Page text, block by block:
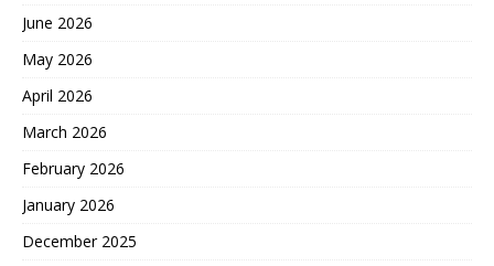
June 2026
May 2026
April 2026
March 2026
February 2026
January 2026
December 2025